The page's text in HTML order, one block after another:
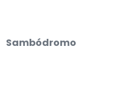
Sambódromo